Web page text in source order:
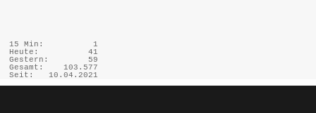
15 Min:
1
Heute:
41
Gestern:
59
Gesamt:
103.577
Seit:
10.04.2021